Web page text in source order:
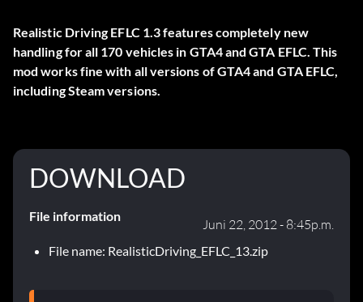
Realistic Driving EFLC 1.3 features completely new
handling for all 170 vehicles in GTA4 and GTA EFLC. This
mod works fine with all versions of GTA4 and GTA EFLC,
including Steam versions.
DOWNLOAD
File information
Juni 22, 2012 - 8:45p.m.
File name: RealisticDriving_EFLC_13.zip